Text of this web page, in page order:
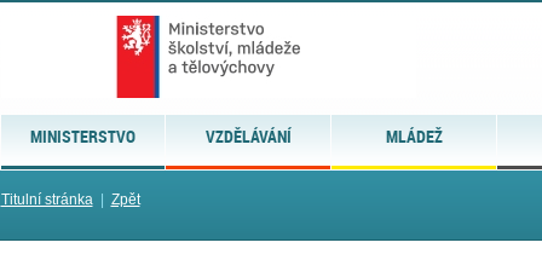
MINISTERSTVO VZDĚLÁVÁNÍ MLÁDEŽ
Titulní stránka| Zpět